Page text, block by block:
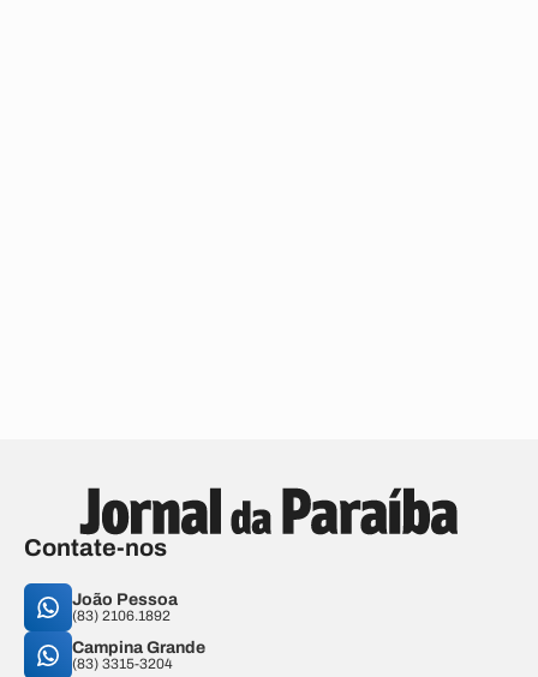
Contate-nos
João Pessoa
(83) 2106.1892
Campina Grande
(83) 3315-3204